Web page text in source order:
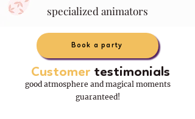
specialized animators
Book a party
good atmosphere and magical moments
guaranteed!
Customer testimonials